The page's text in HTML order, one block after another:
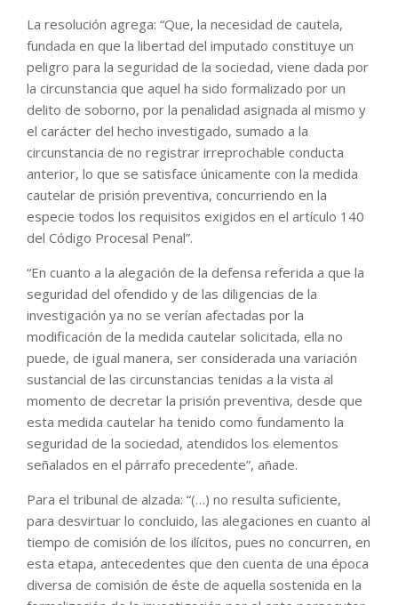
La resolución agrega: “Que, la necesidad de cautela,
fundada en que la libertad del imputado constituye un
peligro para la seguridad de la sociedad, viene dada por
la circunstancia que aquel ha sido formalizado por un
delito de soborno, por la penalidad asignada al mismo y
el carácter del hecho investigado, sumado a la
circunstancia de no registrar irreprochable conducta
anterior, lo que se satisface únicamente con la medida
cautelar de prisión preventiva, concurriendo en la
especie todos los requisitos exigidos en el artículo 140
del Código Procesal Penal”.
“En cuanto a la alegación de la defensa referida a que la
seguridad del ofendido y de las diligencias de la
investigación ya no se verían afectadas por la
modificación de la medida cautelar solicitada, ella no
puede, de igual manera, ser considerada una variación
sustancial de las circunstancias tenidas a la vista al
momento de decretar la prisión preventiva, desde que
esta medida cautelar ha tenido como fundamento la
seguridad de la sociedad, atendidos los elementos
señalados en el párrafo precedente”, añade.
Para el tribunal de alzada: “(…) no resulta suficiente,
para desvirtuar lo concluido, las alegaciones en cuanto al
tiempo de comisión de los ilícitos, pues no concurren, en
esta etapa, antecedentes que den cuenta de una época
diversa de comisión de éste de aquella sostenida en la